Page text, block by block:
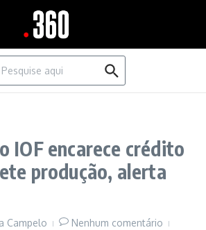
por:
IOF encarece crédito
produção, alerta
Campelo
Nenhum comentário